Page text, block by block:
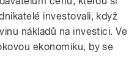
investovali, když
nákladů na investici. Ve
ekonomiku, by se